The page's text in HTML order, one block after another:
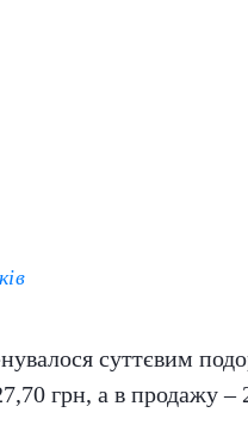
суттєвим
грн, а в продажу –